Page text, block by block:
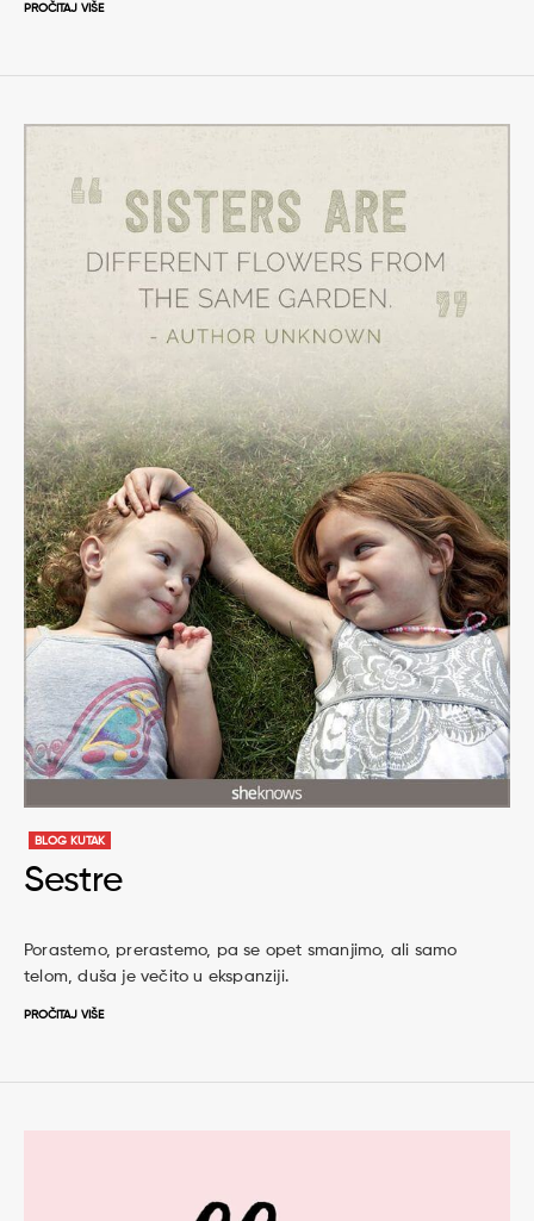
PROČITAJ VIŠE
BLOG KUTAK
Sestre
Porastemo, prerastemo, pa se opet smanjimo, ali samo
telom, duša je večito u ekspanziji.
PROČITAJ VIŠE